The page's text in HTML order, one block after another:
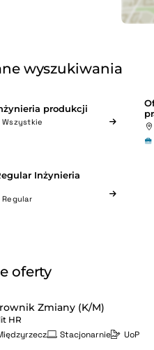
wyszukiwania
produkcji
Wszystkie
Inżynieria
Regular
oferty
Zmiany (K/M)
HR
Stacjonarnie UoP